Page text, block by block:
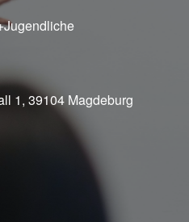
1, 39104 Magdeburg